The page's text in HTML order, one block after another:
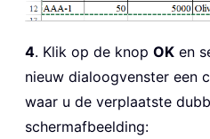
4. Klik op de knop OK en
nieuw dialoogvenster een
waar u de verplaatste
schermafbeelding: